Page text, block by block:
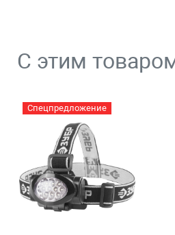
С этим
Спецпредложение